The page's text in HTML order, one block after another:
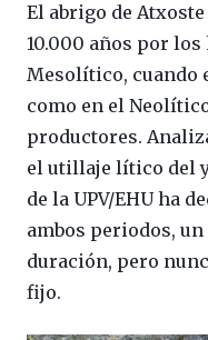
El abrigo de
10.000 años por
Mesolítico, cuando
como en el
productores.
el utillaje lítico del
de la UPV/EHU ha
ambos periodos,
duración, pero
fijo.